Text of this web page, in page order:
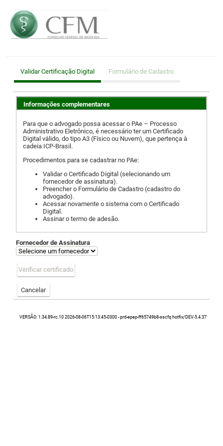
Validar Certificação Digital Formulário de Cadastro
Informações complementares
Para que o advogado possa acessar o PAe – Processo
Administrativo Eletrônico, é necessário ter um Certificado
Digital válido, do tipo A3 (Físico ou Nuvem), que pertença à
cadeia ICP-Brasil.
Procedimentos para se cadastrar no PAe:
Validar o Certificado Digital (selecionando um
fornecedor de assinatura).
Preencher o Formulário de Cadastro (cadastro do
advogado).
Acessar novamente o sistema com o Certificado
Digital.
Assinar o termo de adesão.
Fornecedor de Assinatura
Verificar certificado
Cancelar
VERSÃO: 1.34.89-rc.10 2026-08-06T15:13:45-0300 - prd-epep-ff65749b8-sscfq hotfix/DEV-5.4.37